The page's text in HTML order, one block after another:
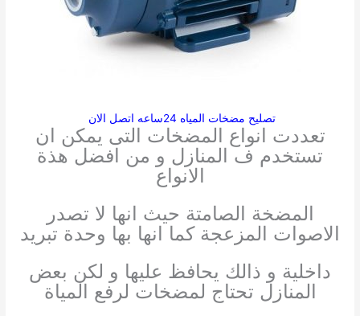
تصليح مضخات المياه 24ساعه اتصل الان
تعددت انواع المضخات التى يمكن ان
تستخدم ف المنازل و من افضل هذة
الانواع
المضخة الصامتة حيث انها لا تصدر
الاصوات المزعجة كما انها بها وحدة تبريد
داخلية و ذالك يحافظ عليها و لكن بعض
المنازل تحتاج لمضخات لرفع المياة